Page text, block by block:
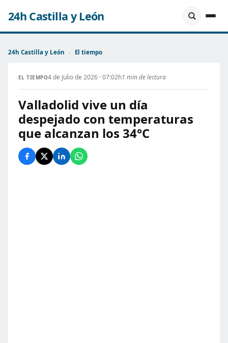
24h Castilla y León
24h Castilla y León › El tiempo
EL TIEMPO4 de Julio de 2026 · 07:02h1 min de lectura
Valladolid vive un día
despejado con temperaturas
que alcanzan los 34°C